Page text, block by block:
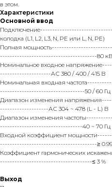
в этом.
Характеристики
Основной ввод
колодка (L1, L2, L3, N, PE или L, N, PE)
Полная
----------------------------------------80
Номинальное входное
---------------------АС 380 / 400 / 415 В
Номинальная входная
-----------------------------------50 / 60 Гц
Диапазон изменения
--------------------АС 304 ~ 478 (L - L) В
Диапазон изменения
----------------------------------40 ~ 70 Гц
Входной коэффициент
----------------------------------------≥
Коэффициент гармонических
--------------------------------------≤ 3 %
Выход